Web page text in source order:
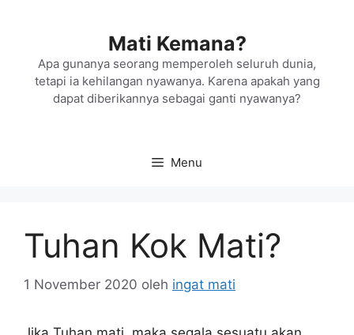
Mati Kemana?
Apa gunanya seorang memperoleh seluruh dunia,
tetapi ia kehilangan nyawanya. Karena apakah yang
dapat diberikannya sebagai ganti nyawanya?
Menu
Tuhan Kok Mati?
1 November 2020 oleh ingat mati